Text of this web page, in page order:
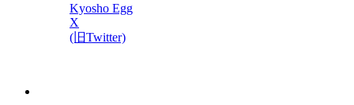
Kyosho Egg
X
(旧Twitter)